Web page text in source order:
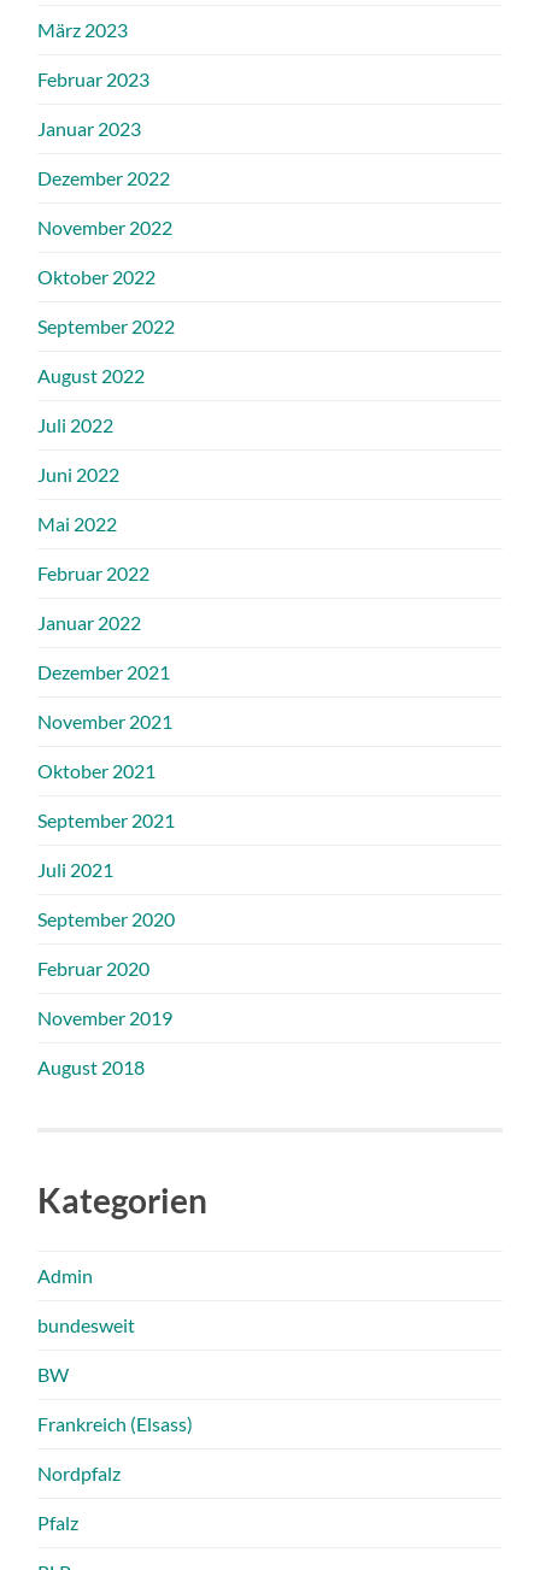
März 2023
Februar 2023
Januar 2023
Dezember 2022
November 2022
Oktober 2022
September 2022
August 2022
Juli 2022
Juni 2022
Mai 2022
Februar 2022
Januar 2022
Dezember 2021
November 2021
Oktober 2021
September 2021
Juli 2021
September 2020
Februar 2020
November 2019
August 2018
Kategorien
Admin
bundesweit
BW
Frankreich (Elsass)
Nordpfalz
Pfalz